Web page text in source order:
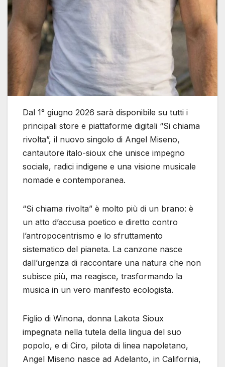
Dal 1° giugno 2026 sarà disponibile su tutti i
principali store e piattaforme digitali “Si chiama
rivolta”, il nuovo singolo di Angel Miseno,
cantautore italo-sioux che unisce impegno
sociale, radici indigene e una visione musicale
nomade e contemporanea.
“Si chiama rivolta” è molto più di un brano: è
un atto d’accusa poetico e diretto contro
l’antropocentrismo e lo sfruttamento
sistematico del pianeta. La canzone nasce
dall’urgenza di raccontare una natura che non
subisce più, ma reagisce, trasformando la
musica in un vero manifesto ecologista.
Figlio di Winona, donna Lakota Sioux
impegnata nella tutela della lingua del suo
popolo, e di Ciro, pilota di linea napoletano,
Angel Miseno nasce ad Adelanto, in California,